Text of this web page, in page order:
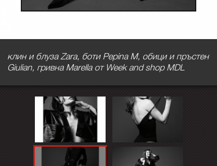
клин и блуза Zara, боти Pepina M, обици и пръстен
Giulian, гривна Marella от Week and shop MDL